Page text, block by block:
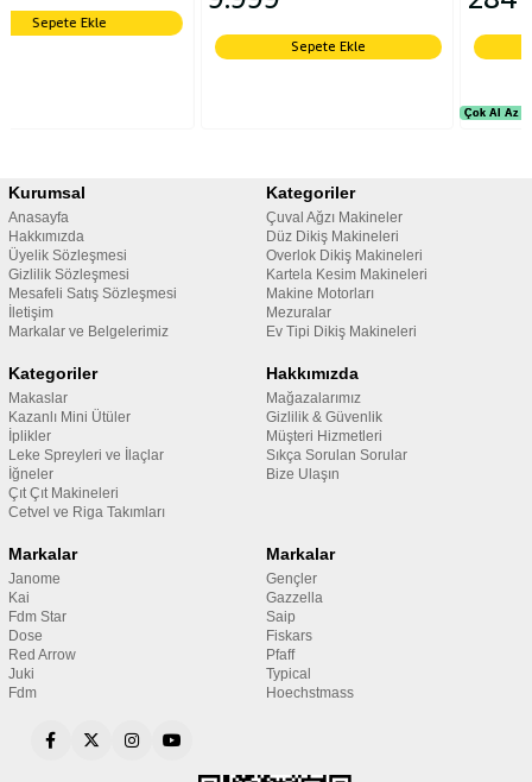
Sepete Ekle Sepete Ekle
Kurumsal
Anasayfa
Hakkımızda
Üyelik Sözleşmesi
Gizlilik Sözleşmesi
Mesafeli Satış Sözleşmesi
İletişim
Markalar ve Belgelerimiz
Kategoriler
Çuval Ağzı Makineler
Düz Dikiş Makineleri
Overlok Dikiş Makineleri
Kartela Kesim Makineleri
Makine Motorları
Mezuralar
Ev Tipi Dikiş Makineleri
Kategoriler
Makaslar
Kazanlı Mini Ütüler
İplikler
Leke Spreyleri ve İlaçlar
İğneler
Çıt Çıt Makineleri
Cetvel ve Riga Takımları
Hakkımızda
Mağazalarımız
Gizlilik & Güvenlik
Müşteri Hizmetleri
Sıkça Sorulan Sorular
Bize Ulaşın
Markalar
Janome
Kai
Fdm Star
Dose
Red Arrow
Juki
Fdm
Markalar
Gençler
Gazzella
Saip
Fiskars
Pfaff
Typical
Hoechstmass